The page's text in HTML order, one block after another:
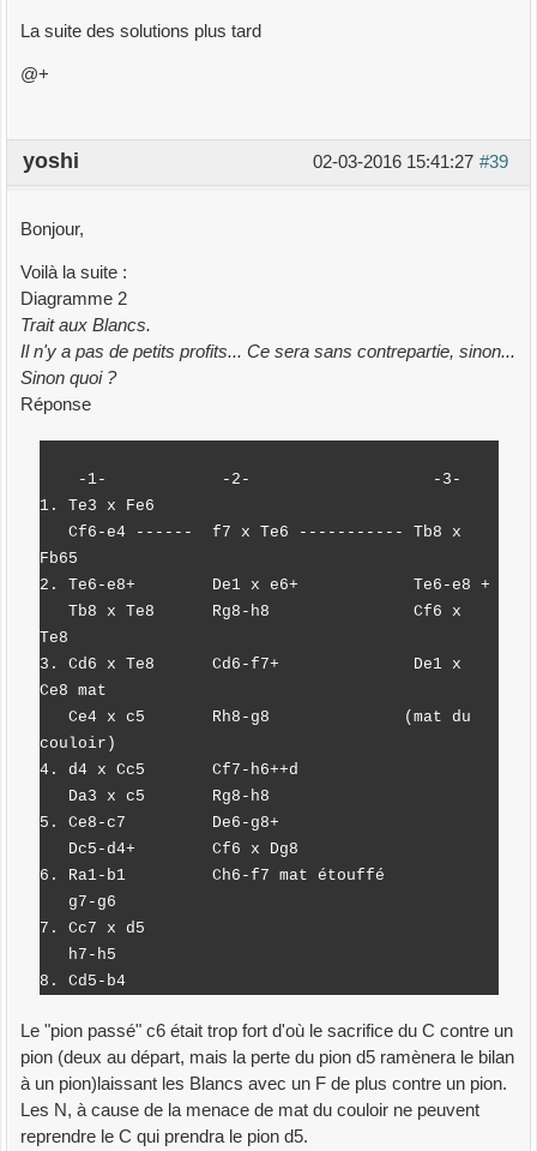
La suite des solutions plus tard
@+
#39
02-03-2016 15:41:27
yoshi
Bonjour,
Voilà la suite :
Diagramme 2
Trait aux Blancs.
Il n'y a pas de petits profits... Ce sera sans contrepartie, sinon...
Sinon quoi ?
Réponse
-1- -2- -3-
1. Te3 x Fe6
Cf6-e4 ------ f7 x Te6 ----------- Tb8 x
Fb65
2. Te6-e8+ De1 x e6+ Te6-e8 +
Tb8 x Te8 Rg8-h8 Cf6 x
Te8
3. Cd6 x Te8 Cd6-f7+ De1 x
Ce8 mat
Ce4 x c5 Rh8-g8 (mat du
couloir)
4. d4 x Cc5 Cf7-h6++d
Da3 x c5 Rg8-h8
5. Ce8-c7 De6-g8+
Dc5-d4+ Cf6 x Dg8
6. Ra1-b1 Ch6-f7 mat étouffé
g7-g6
7. Cc7 x d5
h7-h5
8. Cd5-b4
Le "pion passé" c6 était trop fort d'où le sacrifice du C contre un
pion (deux au départ, mais la perte du pion d5 ramènera le bilan
à un pion)laissant les Blancs avec un F de plus contre un pion.
Les N, à cause de la menace de mat du couloir ne peuvent
reprendre le C qui prendra le pion d5.